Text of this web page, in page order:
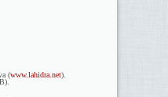
(www.lahidra.net).